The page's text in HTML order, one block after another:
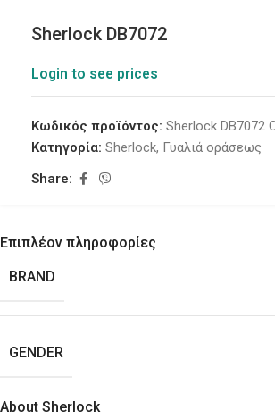
Sherlock DB7072
Login to see prices
Κωδικός προϊόντος: Sherlock DB7072
Κατηγορία: Sherlock, Γυαλιά οράσεως
Share:
Επιπλέον πληροφορίες
BRAND
GENDER
About Sherlock